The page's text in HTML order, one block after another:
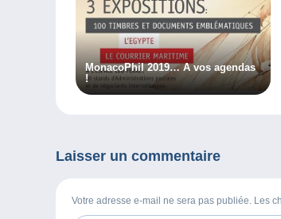
MonacoPhil 2019… A vos agendas
!
Laisser un commentaire
Votre adresse e-mail ne sera pas publiée. Les